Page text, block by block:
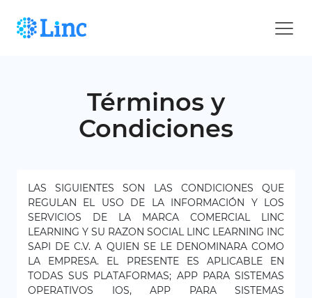
Términos y
Condiciones
LAS SIGUIENTES SON LAS CONDICIONES QUE
REGULAN EL USO DE LA INFORMACIÓN Y LOS
SERVICIOS DE LA MARCA COMERCIAL LINC
LEARNING Y SU RAZON SOCIAL LINC LEARNING INC
SAPI DE C.V. A QUIEN SE LE DENOMINARA COMO
LA EMPRESA. EL PRESENTE ES APLICABLE EN
TODAS SUS PLATAFORMAS; APP PARA SISTEMAS
OPERATIVOS IOS, APP PARA SISTEMAS